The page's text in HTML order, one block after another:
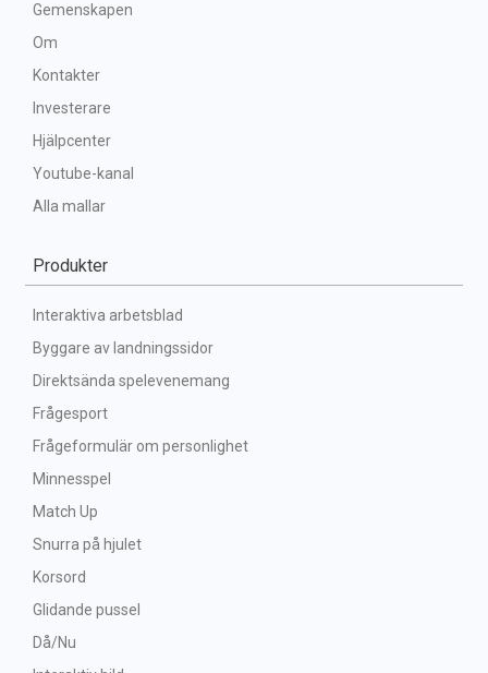
Gemenskapen
Om
Kontakter
Investerare
Hjälpcenter
Youtube-kanal
Alla mallar
Produkter
Interaktiva arbetsblad
Byggare av landningssidor
Direktsända spelevenemang
Frågesport
Frågeformulär om personlighet
Minnesspel
Match Up
Snurra på hjulet
Korsord
Glidande pussel
Då/Nu